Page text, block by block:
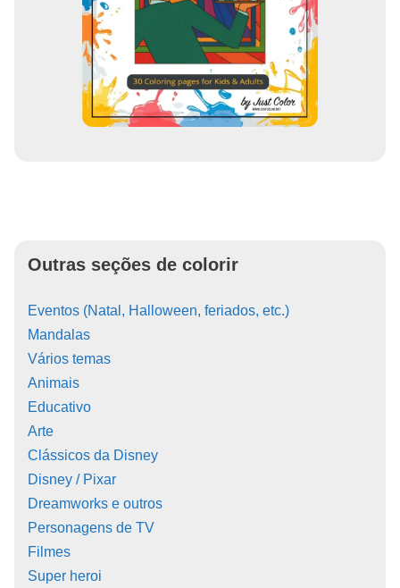
Outras seções de colorir
Eventos (Natal, Halloween, feriados, etc.)
Mandalas
Vários temas
Animais
Educativo
Arte
Clássicos da Disney
Disney / Pixar
Dreamworks e outros
Personagens de TV
Filmes
Super heroi